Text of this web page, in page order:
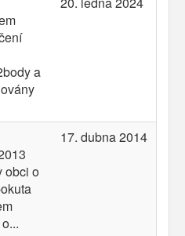
a
obci o
17. dubna 2014